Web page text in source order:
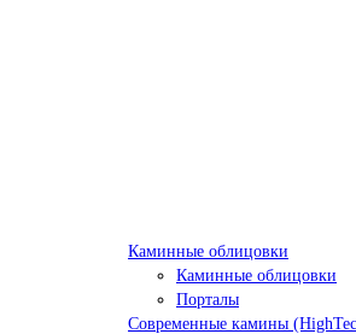
Каминные облицовки
Каминные облицовки
Порталы
Современные камины